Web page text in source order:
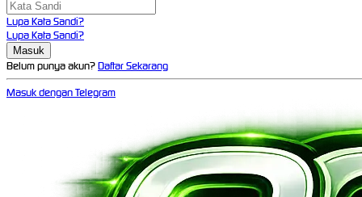
Lupa Kata Sandi?
Lupa Kata Sandi?
Belum punya akun?Daftar Sekarang
Masuk dengan Telegram